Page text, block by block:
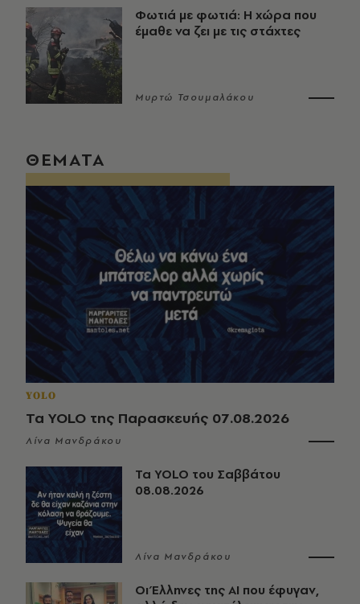
Φωτιά με φωτιά: Η χώρα που
έμαθε να ζει με τις στάχτες
Μυρτώ Τσουμαλάκου
ΘΕΜΑΤΑ
YOLO
Τα YOLO της Παρασκευής 07.08.2026
Λίνα Μανδράκου
Τα YOLO του Σαββάτου
08.08.2026
Λίνα Μανδράκου
Οι Έλληνες της ΑΙ που έφυγαν,